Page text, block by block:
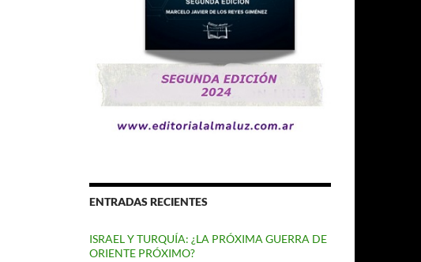
ENTRADAS RECIENTES
ISRAEL Y TURQUÍA: ¿LA PRÓXIMA GUERRA DE
ORIENTE PRÓXIMO?